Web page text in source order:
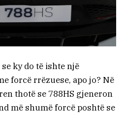
ky do të ishte një
forcë rrëzuese, apo jo? Në
thotë se 788HS gjeneron
më shumë forcë poshtë se